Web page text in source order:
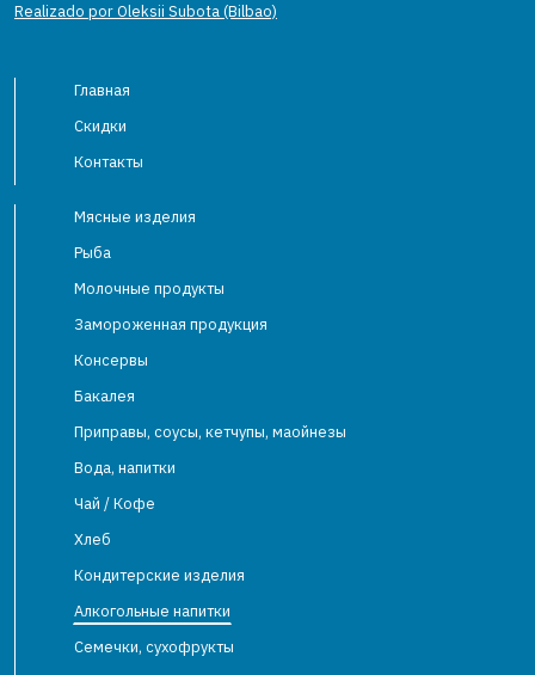
Realizado por Oleksii Subota (Bilbao)
Главная
Скидки
Контакты
Мясные изделия
Рыба
Молочные продукты
Замороженная продукция
Консервы
Бакалея
Приправы, соусы, кетчупы, маойнезы
Вода, напитки
Чай / Кофе
Хлеб
Кондитерские изделия
Алкогольные напитки
Семечки, сухофрукты